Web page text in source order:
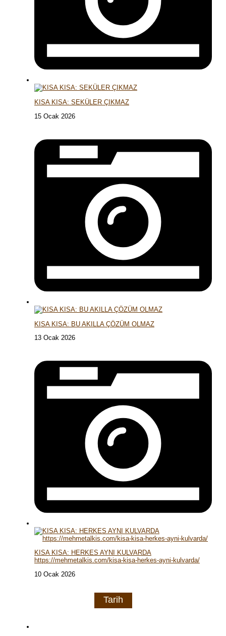
KISA KISA: SEKÜLER ÇIKMAZ
15 Ocak 2026
KISA KISA: BU AKILLA ÇÖZÜM OLMAZ
13 Ocak 2026
KISA KISA: HERKES AYNI KULVARDA
https://mehmetalkis.com/kisa-kisa-herkes-ayni-kulvarda/
10 Ocak 2026
Tarih